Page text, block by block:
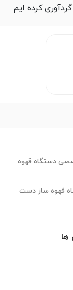
کرده ایم
دستگاه قهوه
قهوه ساز دست
ها